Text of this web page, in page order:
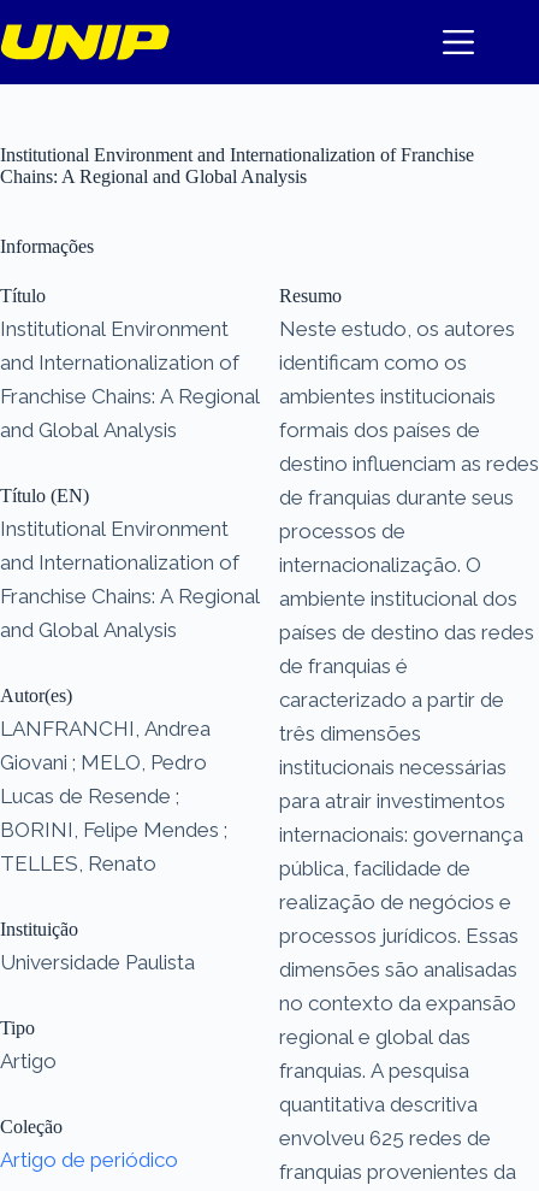
para
o
Institutional Environment and Internationalization of Franchise
Chains: A Regional and Global Analysis
Informações
Título
Institutional Environment
and Internationalization of
Franchise Chains: A Regional
and Global Analysis
Título (EN)
Institutional Environment
and Internationalization of
Franchise Chains: A Regional
and Global Analysis
Autor(es)
LANFRANCHI, Andrea
Giovani ; MELO, Pedro
Lucas de Resende ;
BORINI, Felipe Mendes ;
TELLES, Renato
Instituição
Universidade Paulista
Tipo
Artigo
Coleção
Artigo de periódico
Resumo
Neste estudo, os autores
identificam como os
ambientes institucionais
formais dos países de
destino influenciam as redes
de franquias durante seus
processos de
internacionalização. O
ambiente institucional dos
países de destino das redes
de franquias é
caracterizado a partir de
três dimensões
institucionais necessárias
para atrair investimentos
internacionais: governança
pública, facilidade de
realização de negócios e
processos jurídicos. Essas
dimensões são analisadas
no contexto da expansão
regional e global das
franquias. A pesquisa
quantitativa descritiva
envolveu 625 redes de
franquias provenientes da